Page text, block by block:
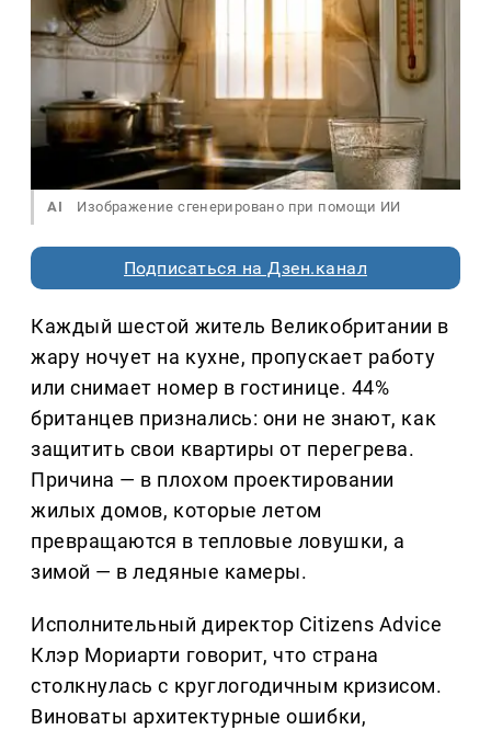
AI Изображение сгенерировано при помощи ИИ
Подписаться на Дзен.канал
Каждый шестой житель Великобритании в
жару ночует на кухне, пропускает работу
или снимает номер в гостинице. 44%
британцев признались: они не знают, как
защитить свои квартиры от перегрева.
Причина — в плохом проектировании
жилых домов, которые летом
превращаются в тепловые ловушки, а
зимой — в ледяные камеры.
Исполнительный директор Citizens Advice
Клэр Мориарти говорит, что страна
столкнулась с круглогодичным кризисом.
Виноваты архитектурные ошибки,